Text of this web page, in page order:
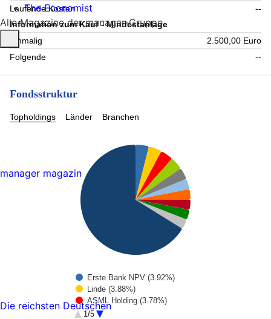
Laufende Kosten
--
Information zum Kauf - Mindestanlage
Einmalig
2.500,00 Euro
Folgende
--
Fondsstruktur
Topholdings Länder Branchen
Erste Bank NPV (3.92%)
Linde (3.88%)
ASML Holding (3.78%)
Siemens AG (3.73%)
1/5
The Economist
Alle Magazine der manager-Gruppe
manager magazin
Die reichsten Deutschen